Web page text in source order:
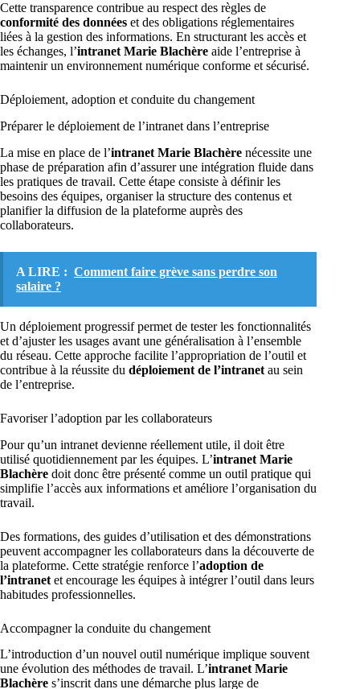
Cette transparence contribue au respect des règles de
conformité des données et des obligations réglementaires
liées à la gestion des informations. En structurant les accès et
les échanges, l’intranet Marie Blachère aide l’entreprise à
maintenir un environnement numérique conforme et sécurisé.
Déploiement, adoption et conduite du changement
Préparer le déploiement de l’intranet dans l’entreprise
La mise en place de l’intranet Marie Blachère nécessite une
phase de préparation afin d’assurer une intégration fluide dans
les pratiques de travail. Cette étape consiste à définir les
besoins des équipes, organiser la structure des contenus et
planifier la diffusion de la plateforme auprès des
collaborateurs.
A LIRE : Comment faire grève sans perdre son
salaire ?
Un déploiement progressif permet de tester les fonctionnalités
et d’ajuster les usages avant une généralisation à l’ensemble
du réseau. Cette approche facilite l’appropriation de l’outil et
contribue à la réussite du déploiement de l’intranet au sein
de l’entreprise.
Favoriser l’adoption par les collaborateurs
Pour qu’un intranet devienne réellement utile, il doit être
utilisé quotidiennement par les équipes. L’intranet Marie
Blachère doit donc être présenté comme un outil pratique qui
simplifie l’accès aux informations et améliore l’organisation du
travail.
Des formations, des guides d’utilisation et des démonstrations
peuvent accompagner les collaborateurs dans la découverte de
la plateforme. Cette stratégie renforce l’adoption de
l’intranet et encourage les équipes à intégrer l’outil dans leurs
habitudes professionnelles.
Accompagner la conduite du changement
L’introduction d’un nouvel outil numérique implique souvent
une évolution des méthodes de travail. L’intranet Marie
Blachère s’inscrit dans une démarche plus large de